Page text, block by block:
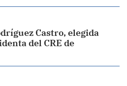
Castro, elegida
del CRE de